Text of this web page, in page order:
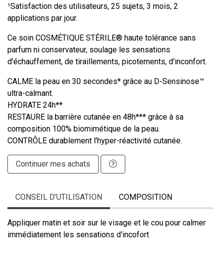
¹Satisfaction des utilisateurs, 25 sujets, 3 mois, 2
applications par jour.
Ce soin COSMÉTIQUE STÉRILE® haute tolérance sans
parfum ni conservateur, soulage les sensations
d'échauffement, de tiraillements, picotements, d'inconfort.
CALME la peau en 30 secondes* grâce au D-Sensinose™
ultra-calmant.
HYDRATE 24h**
RESTAURE la barrière cutanée en 48h*** grâce à sa
composition 100% biomimétique de la peau.
CONTRÔLE durablement l'hyper-réactivité cutanée.
Continuer mes achats
CONSEIL D’UTILISATION COMPOSITION
Appliquer matin et soir sur le visage et le cou pour calmer
immédiatement les sensations d'incofort